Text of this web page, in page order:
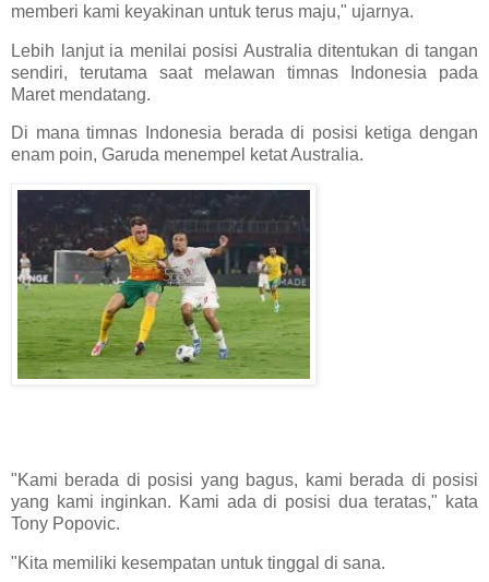
memberi kami keyakinan untuk terus maju," ujarnya.
Lebih lanjut ia menilai posisi Australia ditentukan di tangan
sendiri, terutama saat melawan timnas Indonesia pada
Maret mendatang.
Di mana timnas Indonesia berada di posisi ketiga dengan
enam poin, Garuda menempel ketat Australia.
"Kami berada di posisi yang bagus, kami berada di posisi
yang kami inginkan. Kami ada di posisi dua teratas," kata
Tony Popovic.
"Kita memiliki kesempatan untuk tinggal di sana.